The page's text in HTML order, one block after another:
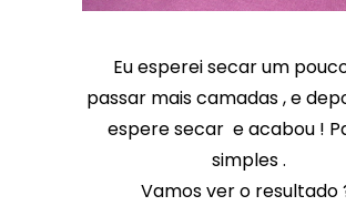
Eu esperei secar um
passar mais camadas , e
espere secar e acabou !
simples .
Vamos ver o resultado